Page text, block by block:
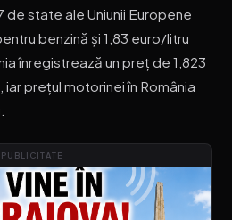
de state ale Uniunii Europene
benzină și 1,83 euro/litru
înregistrează un preț de 1,823
prețul motorinei în România
PUBLICITATE